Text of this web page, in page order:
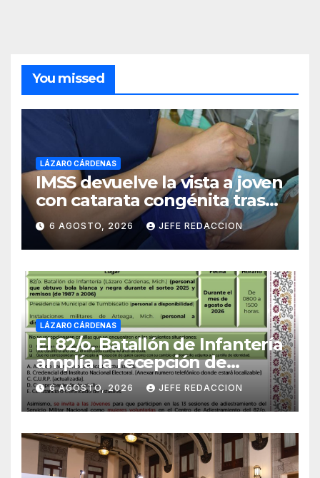
You missed
LÁZARO CÁRDENAS
IMSS devuelve la vista a joven
con catarata congénita tras
23 años de limitación visual
6 AGOSTO, 2026 JEFE REDACCION
LÁZARO CÁRDENAS
El 82/o. Batallón de Infantería
amplía la recepción de
documentos para obtener La
Catilla del Servicio Militar
Nacional
6 AGOSTO, 2026 JEFE REDACCION